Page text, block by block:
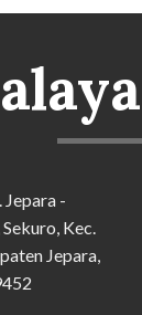
Jepara -
Kec.
Jepara,